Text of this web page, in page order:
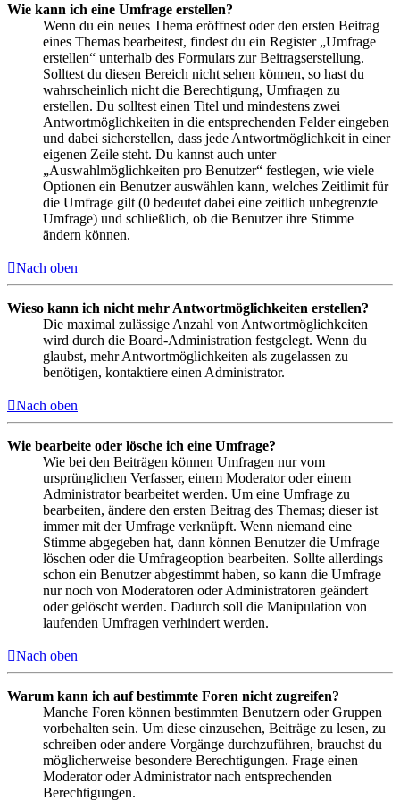
Wie kann ich eine Umfrage erstellen?
Wenn du ein neues Thema eröffnest oder den ersten Beitrag
eines Themas bearbeitest, findest du ein Register „Umfrage
erstellen“ unterhalb des Formulars zur Beitragserstellung.
Solltest du diesen Bereich nicht sehen können, so hast du
wahrscheinlich nicht die Berechtigung, Umfragen zu
erstellen. Du solltest einen Titel und mindestens zwei
Antwortmöglichkeiten in die entsprechenden Felder eingeben
und dabei sicherstellen, dass jede Antwortmöglichkeit in einer
eigenen Zeile steht. Du kannst auch unter
„Auswahlmöglichkeiten pro Benutzer“ festlegen, wie viele
Optionen ein Benutzer auswählen kann, welches Zeitlimit für
die Umfrage gilt (0 bedeutet dabei eine zeitlich unbegrenzte
Umfrage) und schließlich, ob die Benutzer ihre Stimme
ändern können.
Nach oben
Wieso kann ich nicht mehr Antwortmöglichkeiten erstellen?
Die maximal zulässige Anzahl von Antwortmöglichkeiten
wird durch die Board-Administration festgelegt. Wenn du
glaubst, mehr Antwortmöglichkeiten als zugelassen zu
benötigen, kontaktiere einen Administrator.
Nach oben
Wie bearbeite oder lösche ich eine Umfrage?
Wie bei den Beiträgen können Umfragen nur vom
ursprünglichen Verfasser, einem Moderator oder einem
Administrator bearbeitet werden. Um eine Umfrage zu
bearbeiten, ändere den ersten Beitrag des Themas; dieser ist
immer mit der Umfrage verknüpft. Wenn niemand eine
Stimme abgegeben hat, dann können Benutzer die Umfrage
löschen oder die Umfrageoption bearbeiten. Sollte allerdings
schon ein Benutzer abgestimmt haben, so kann die Umfrage
nur noch von Moderatoren oder Administratoren geändert
oder gelöscht werden. Dadurch soll die Manipulation von
laufenden Umfragen verhindert werden.
Nach oben
Warum kann ich auf bestimmte Foren nicht zugreifen?
Manche Foren können bestimmten Benutzern oder Gruppen
vorbehalten sein. Um diese einzusehen, Beiträge zu lesen, zu
schreiben oder andere Vorgänge durchzuführen, brauchst du
möglicherweise besondere Berechtigungen. Frage einen
Moderator oder Administrator nach entsprechenden
Berechtigungen.